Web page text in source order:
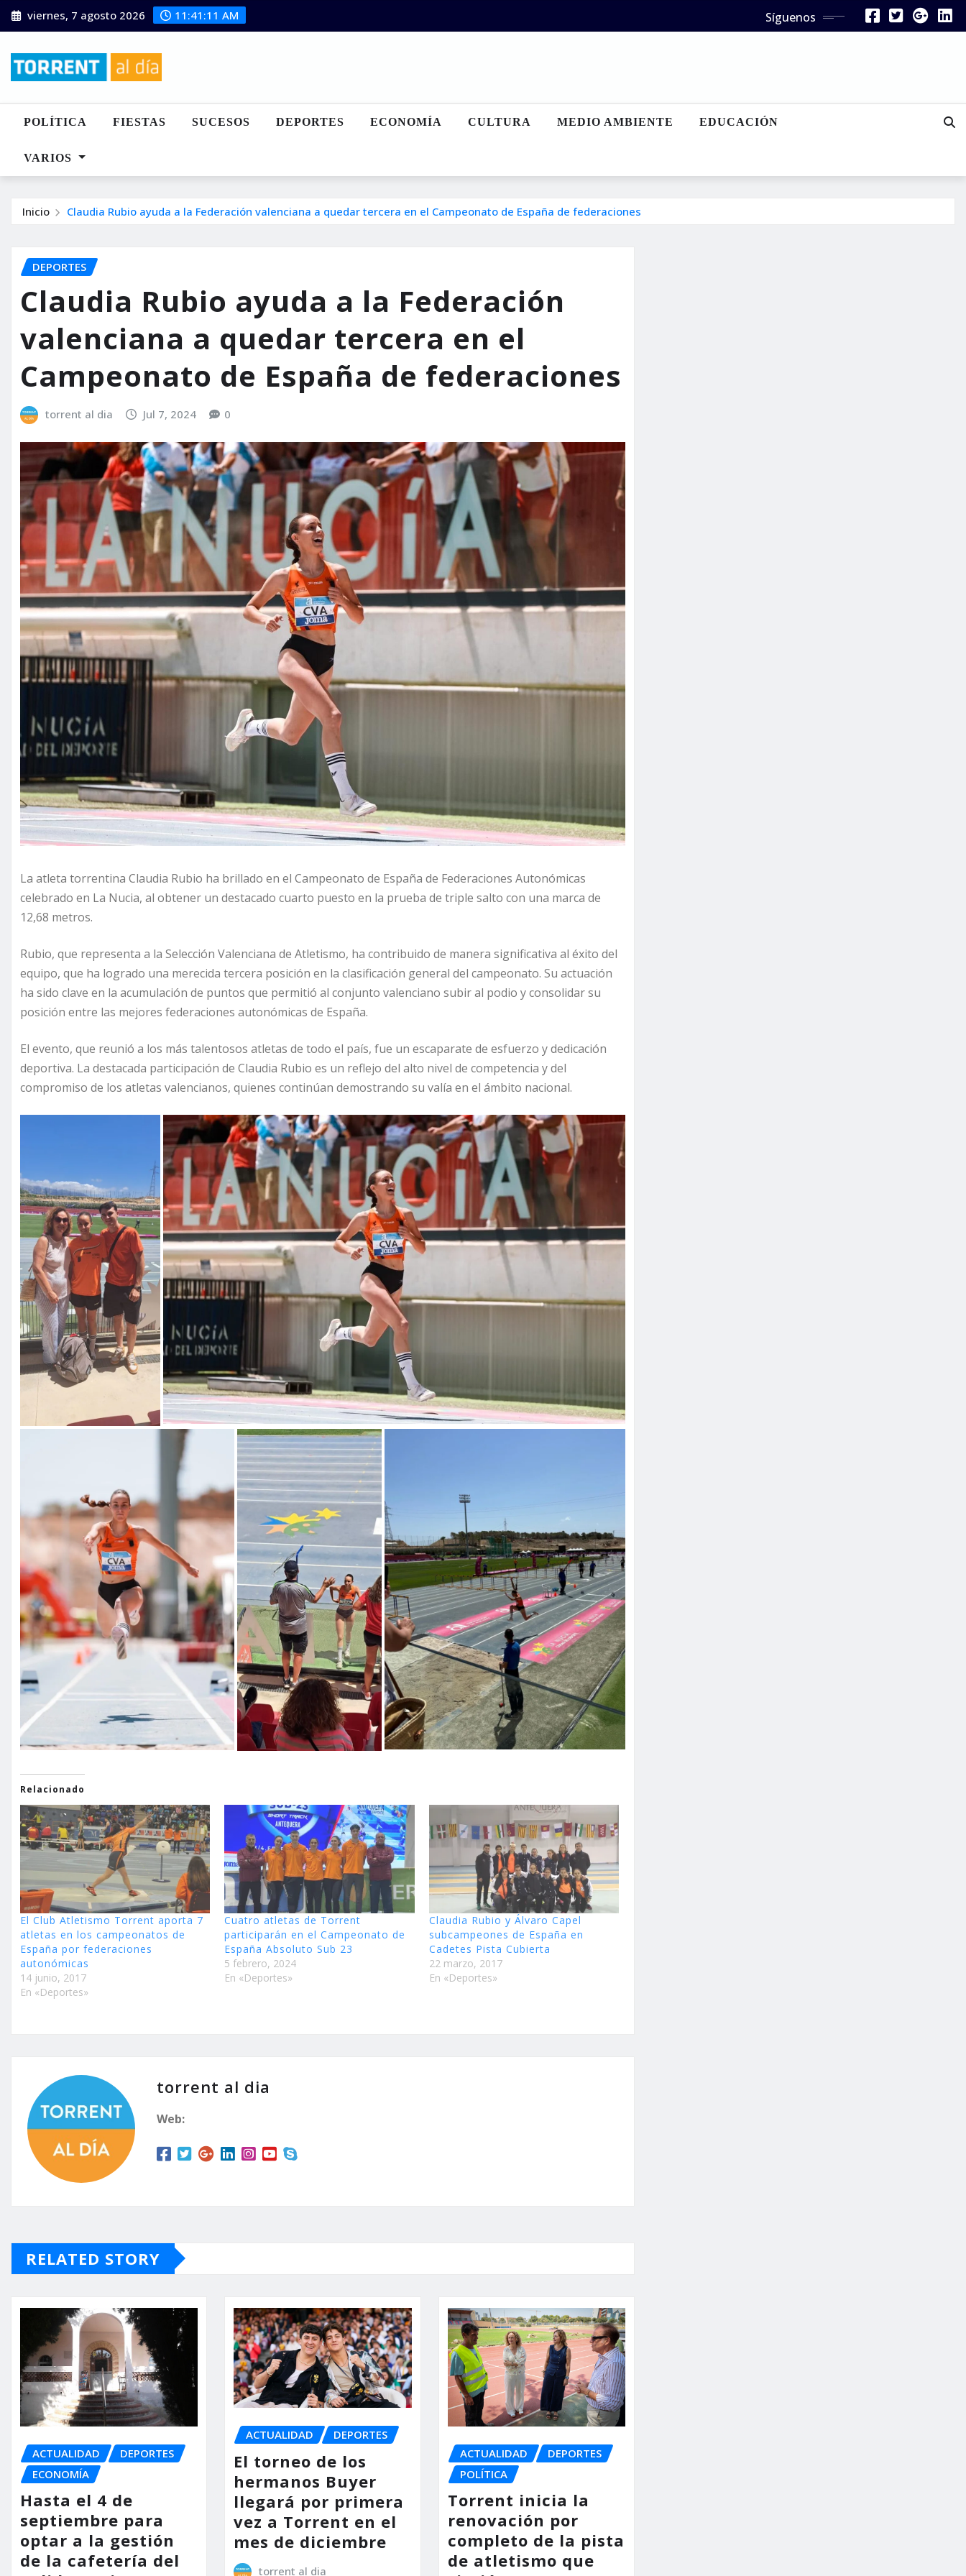
Saltar
al
viernes, 7 agosto 2026 11:41:13 AM Síguenos
POLÍTICA FIESTAS SUCESOS DEPORTES ECONOMÍA CULTURA MEDIO AMBIENTE EDUCACIÓN
VARIOS
Inicio Claudia Rubio ayuda a la Federación valenciana a quedar tercera en el Campeonato de España de federaciones
DEPORTES
Claudia Rubio ayuda a la Federación
valenciana a quedar tercera en el
Campeonato de España de federaciones
torrent al dia Jul 7, 2024 0
La atleta torrentina Claudia Rubio ha brillado en el Campeonato de España de Federaciones Autonómicas
celebrado en La Nucia, al obtener un destacado cuarto puesto en la prueba de triple salto con una marca de
12,68 metros.
Rubio, que representa a la Selección Valenciana de Atletismo, ha contribuido de manera significativa al éxito del
equipo, que ha logrado una merecida tercera posición en la clasificación general del campeonato. Su actuación
ha sido clave en la acumulación de puntos que permitió al conjunto valenciano subir al podio y consolidar su
posición entre las mejores federaciones autonómicas de España.
El evento, que reunió a los más talentosos atletas de todo el país, fue un escaparate de esfuerzo y dedicación
deportiva. La destacada participación de Claudia Rubio es un reflejo del alto nivel de competencia y del
compromiso de los atletas valencianos, quienes continúan demostrando su valía en el ámbito nacional.
Relacionado
El Club Atletismo Torrent aporta 7
atletas en los campeonatos de
España por federaciones
autonómicas
14 junio, 2017
En «Deportes»
Cuatro atletas de Torrent
participarán en el Campeonato de
España Absoluto Sub 23
5 febrero, 2024
En «Deportes»
Claudia Rubio y Álvaro Capel
subcampeones de España en
Cadetes Pista Cubierta
22 marzo, 2017
En «Deportes»
torrent al dia
Web:
RELATED STORY
ACTUALIDAD
DEPORTES
ECONOMÍA
Hasta el 4 de
septiembre para
optar a la gestión
de la cafetería del
ACTUALIDAD DEPORTES
El torneo de los
hermanos Buyer
llegará por primera
vez a Torrent en el
mes de diciembre
torrent al dia
ACTUALIDAD
DEPORTES
POLÍTICA
Torrent inicia la
renovación por
completo de la pista
de atletismo que